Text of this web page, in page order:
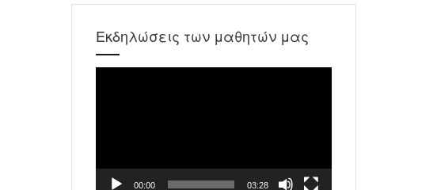
Εκδηλώσεις των μαθητών μας
00:00 03:28